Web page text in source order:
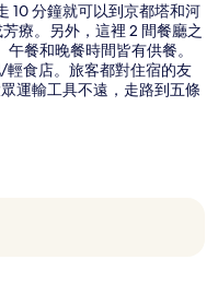
10 分鐘就可以到京都塔和河
療。另外，這裡 2 間餐廳之
餐和晚餐時間皆有供餐。
食店。旅客都對住宿的友
運輸工具不遠，走路到五條